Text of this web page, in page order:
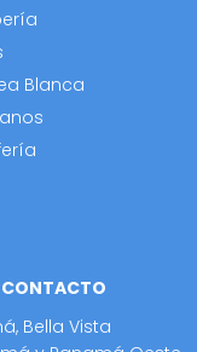
Blanca
Bella Vista